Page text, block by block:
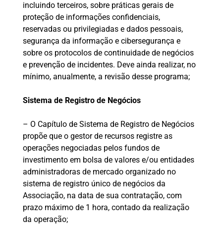
incluindo terceiros, sobre práticas gerais de
proteção de informações confidenciais,
reservadas ou privilegiadas e dados pessoais,
segurança da informação e cibersegurança e
sobre os protocolos de continuidade de negócios
e prevenção de incidentes. Deve ainda realizar, no
mínimo, anualmente, a revisão desse programa;
Sistema de Registro de Negócios
– O Capítulo de Sistema de Registro de Negócios
propõe que o gestor de recursos registre as
operações negociadas pelos fundos de
investimento em bolsa de valores e/ou entidades
administradoras de mercado organizado no
sistema de registro único de negócios da
Associação, na data de sua contratação, com
prazo máximo de 1 hora, contado da realização
da operação;